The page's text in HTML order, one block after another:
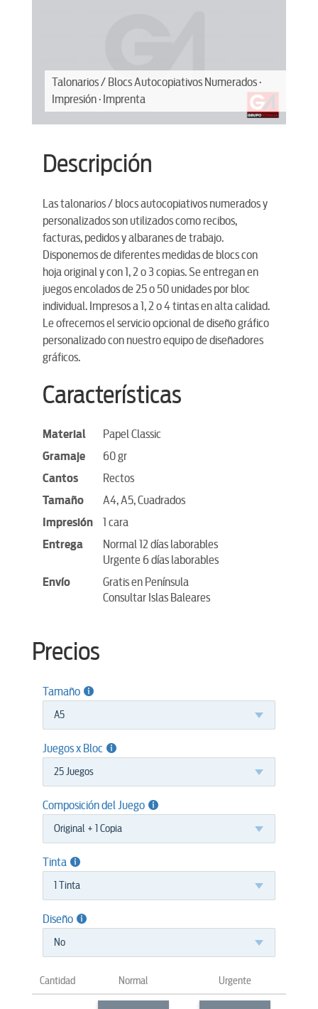
Talonarios / Blocs Autocopiativos Numerados ·
Impresión · Imprenta
Descripción
Las talonarios / blocs autocopiativos numerados y
personalizados son utilizados como recibos,
facturas, pedidos y albaranes de trabajo.
Disponemos de diferentes medidas de blocs con
hoja original y con 1, 2 o 3 copias. Se entregan en
juegos encolados de 25 o 50 unidades por bloc
individual. Impresos a 1, 2 o 4 tintas en alta calidad.
Le ofrecemos el servicio opcional de diseño gráfico
personalizado con nuestro equipo de diseñadores
gráficos.
Características
Material
Papel Classic
Gramaje
60 gr
Cantos
Rectos
Tamaño
A4, A5, Cuadrados
Impresión
1 cara
Entrega
Normal 12 días laborables
Urgente 6 días laborables
Envío
Gratis en Península
Consultar Islas Baleares
Precios
Tamaño
A5
Juegos x Bloc
25 Juegos
Composición del Juego
Original + 1 Copia
Tinta
1 Tinta
Diseño
No
Cantidad Normal Urgente